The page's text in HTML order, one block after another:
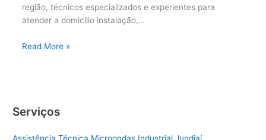
região, técnicos especializados e experientes para
atender a domicílio instalação,…
Read More »
Serviços
Assistência Técnica Microondas Industrial Jundiaí